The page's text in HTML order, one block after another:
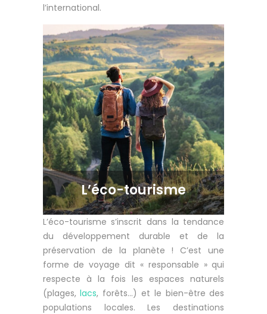
l’international.
L’éco-tourisme
L’éco-tourisme s’inscrit dans la tendance
du développement durable et de la
préservation de la planète ! C’est une
forme de voyage dit « responsable » qui
respecte à la fois les espaces naturels
(plages,lacs, forêts…) et le bien-être des
populations locales. Les destinations